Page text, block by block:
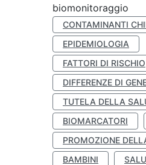
biomonitoraggio
CONTAMINANTI
EPIDEMIOLOGIA
FATTORI DI RISCHIO
DIFFERENZE DI
TUTELA DELLA
BIOMARCATORI
PROMOZIONE
BAMBINI